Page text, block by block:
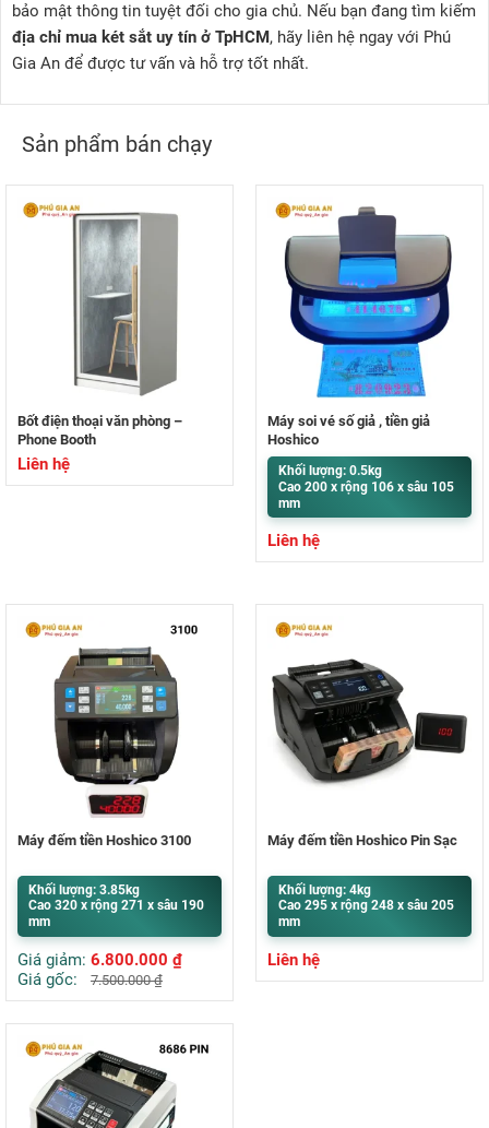
bảo mật thông tin tuyệt đối cho gia chủ. Nếu bạn đang tìm kiếm
địa chỉ mua két sắt uy tín ở TpHCM, hãy liên hệ ngay với Phú
Gia An để được tư vấn và hỗ trợ tốt nhất.
Sản phẩm bán chạy
Bốt điện thoại văn phòng –
Phone Booth
Liên hệ
Máy soi vé số giả , tiền giả
Hoshico
Khối lượng: 0.5kg
Cao 200 x rộng 106 x sâu 105
mm
Liên hệ
Máy đếm tiền Hoshico 3100
Khối lượng: 3.85kg
Cao 320 x rộng 271 x sâu 190
mm
Giá giảm: 6.800.000 ₫
Giá gốc:
7.500.000₫
Máy đếm tiền Hoshico Pin Sạc
Khối lượng: 4kg
Cao 295 x rộng 248 x sâu 205
mm
Liên hệ